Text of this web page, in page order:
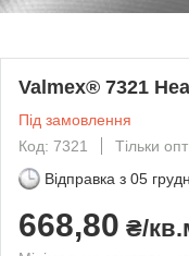
Valmex® 7321
Під замовлення
Код: 7321
Тільки опт
Відправка з 05
668,80 ₴/